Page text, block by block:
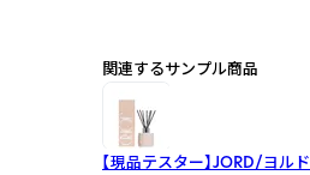
関連するサンプル商品
【現品テスター】JORD/ヨルド